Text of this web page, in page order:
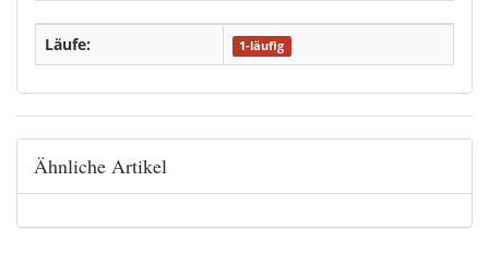
Läufe: 1-läufig
Ähnliche Artikel